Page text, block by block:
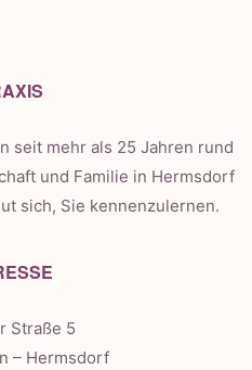
seit mehr als 25 Jahren rund
und Familie in Hermsdorf
sich, Sie kennenzulernen.
Straße 5
– Hermsdorf